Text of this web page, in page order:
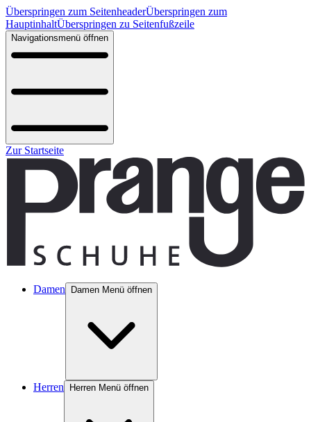
Überspringen zum SeitenheaderÜberspringen zum
HauptinhaltÜberspringen zu Seitenfußzeile
Navigationsmenü öffnen
Zur Startseite
Damen Damen Menü öffnen
Herren Herren Menü öffnen